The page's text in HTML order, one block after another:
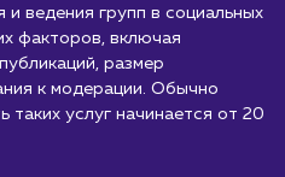
ведение